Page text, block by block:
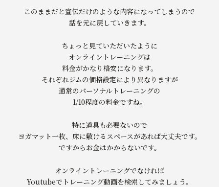
このままだと宣伝だけのような内容になってしまうので
話を元に戻していきます。
ちょっと見ていただいたように
オンライントレーニングは
料金がかなり格安になります。
それぞれジムの価格設定により異なりますが
通常のパーソナルトレーニングの
1/10程度の料金ですね。
特に道具も必要ないので
ヨガマット一枚、床に敷けるスペースがあれば大丈夫です。
ですからお金はかからないです。
オンライントレーニングでなければ
Youtubeでトレーニング動画を検索してみましょう。